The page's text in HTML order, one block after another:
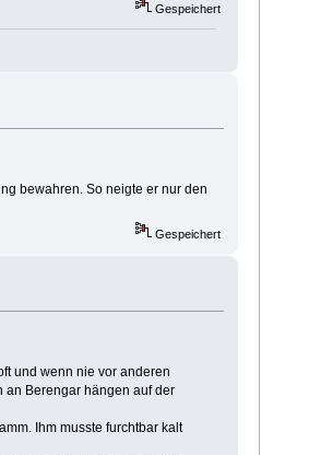
Gespeichert
bewahren. So neigte er nur den
Gespeichert
und wenn nie vor anderen
an Berengar hängen auf der
Ihm musste furchtbar kalt